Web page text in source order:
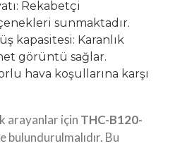
Rekabetçi
sunmaktadır.
kapasitesi: Karanlık
görüntü sağlar.
hava koşullarına karşı
arayanlar için THC-B120-
bulundurulmalıdır. Bu